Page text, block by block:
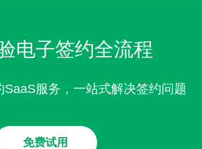
电子签约全流程
服务，一站式解决签约问题
免费试用